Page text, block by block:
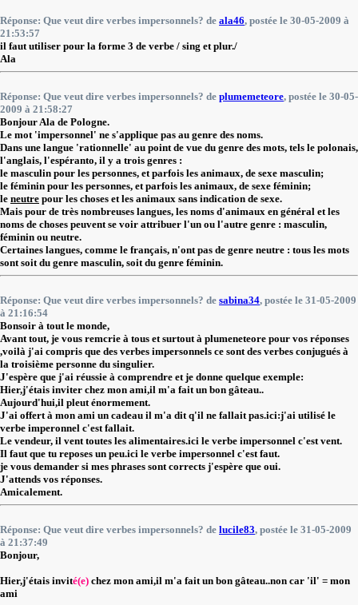
Réponse: Que veut dire verbes impersonnels? de ala46, postée le 30-05-2009 à
21:53:57
il faut utiliser pour la forme 3 de verbe / sing et plur./
Ala
Réponse: Que veut dire verbes impersonnels? de plumemeteore, postée le 30-05-
2009 à 21:58:27
Bonjour Ala de Pologne.
Le mot 'impersonnel' ne s'applique pas au genre des noms.
Dans une langue 'rationnelle' au point de vue du genre des mots, tels le polonais,
l'anglais, l'espéranto, il y a trois genres :
le masculin pour les personnes, et parfois les animaux, de sexe masculin;
le féminin pour les personnes, et parfois les animaux, de sexe féminin;
le neutre pour les choses et les animaux sans indication de sexe.
Mais pour de très nombreuses langues, les noms d'animaux en général et les
noms de choses peuvent se voir attribuer l'un ou l'autre genre : masculin,
féminin ou neutre.
Certaines langues, comme le français, n'ont pas de genre neutre : tous les mots
sont soit du genre masculin, soit du genre féminin.
Réponse: Que veut dire verbes impersonnels? de sabina34, postée le 31-05-2009
à 21:16:54
Bonsoir à tout le monde,
Avant tout, je vous remcrie à tous et surtout à plumeneteore pour vos réponses
,voilà j'ai compris que des verbes impersonnels ce sont des verbes conjugués à
la troisième personne du singulier.
J'espère que j'ai réussie à comprendre et je donne quelque exemple:
Hier,j'étais inviter chez mon ami,il m'a fait un bon gâteau..
Aujourd'hui,il pleut énormement.
J'ai offert à mon ami un cadeau il m'a dit q'il ne fallait pas.ici:j'ai utilisé le
verbe imperonnel c'est fallait.
Le vendeur, il vent toutes les alimentaires.ici le verbe impersonnel c'est vent.
Il faut que tu reposes un peu.ici le verbe impersonnel c'est faut.
je vous demander si mes phrases sont corrects j'espère que oui.
J'attends vos réponses.
Amicalement.
Réponse: Que veut dire verbes impersonnels? de lucile83, postée le 31-05-2009
à 21:37:49
Bonjour,
Hier,j'étais invité(e) chez mon ami,il m'a fait un bon gâteau..non car 'il' = mon
ami